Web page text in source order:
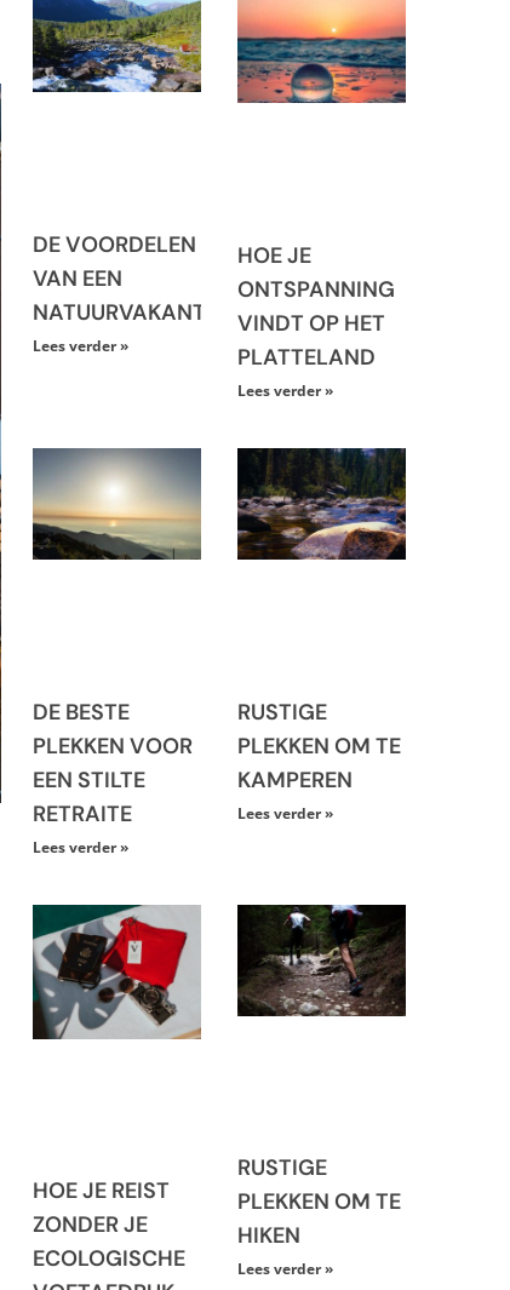
DE VOORDELEN
VAN EEN
NATUURVAKANTIE
Lees verder »
HOE JE
ONTSPANNING
VINDT OP HET
PLATTELAND
Lees verder »
DE BESTE
PLEKKEN VOOR
EEN STILTE
RETRAITE
Lees verder »
RUSTIGE
PLEKKEN OM TE
KAMPEREN
Lees verder »
HOE JE REIST
ZONDER JE
ECOLOGISCHE
RUSTIGE
PLEKKEN OM TE
HIKEN
Lees verder »